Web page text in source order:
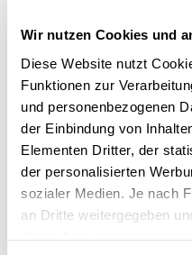
Wir nutzen Cookies und
Diese Website nutzt
Funktionen zur
und personenbezogenen
der Einbindung von
Elementen Dritter, der
der personalisierten
sozialer Medien. Je nach
an Dritte weitergegeben
Mehr erfahren
OVERVIEW